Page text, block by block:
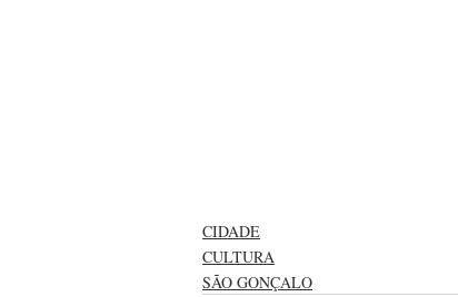
CIDADE
CULTURA
SÃO GONÇALO